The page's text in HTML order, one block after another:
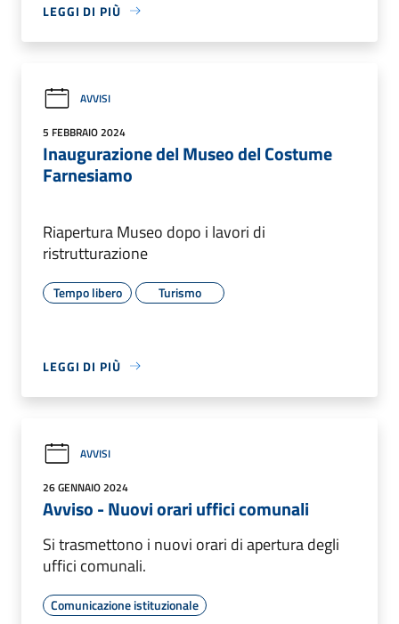
LEGGI DI PIÙ
AVVISI
5 FEBBRAIO 2024
Inaugurazione del Museo del Costume
Farnesiamo
Riapertura Museo dopo i lavori di
ristrutturazione
Tempo libero Turismo
LEGGI DI PIÙ
AVVISI
26 GENNAIO 2024
Avviso - Nuovi orari uffici comunali
Si trasmettono i nuovi orari di apertura degli
uffici comunali.
Comunicazione istituzionale